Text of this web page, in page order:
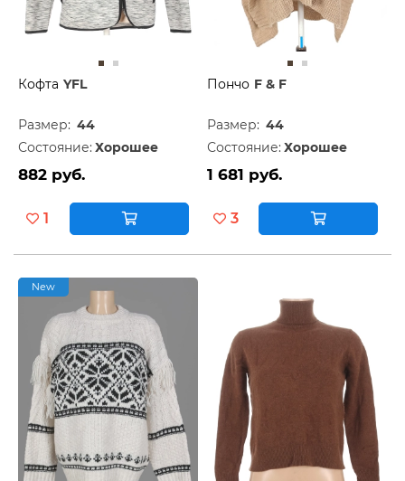
Кофта YFL
Размер: 44
Состояние: Хорошее
882 руб.
1
Пончо F & F
Размер: 44
Состояние: Хорошее
1 681 руб.
3
New